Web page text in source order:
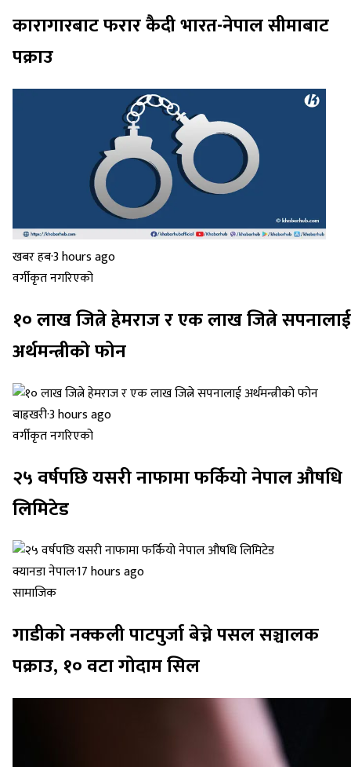
कारागारबाट फरार कैदी भारत-नेपाल सीमाबाट
पक्राउ
खबर हब·3 hours ago
वर्गीकृत नगरिएको
१० लाख जित्ने हेमराज र एक लाख जित्ने सपनालाई
अर्थमन्त्रीको फोन
बाह्रखरी·3 hours ago
वर्गीकृत नगरिएको
२५ वर्षपछि यसरी नाफामा फर्कियो नेपाल औषधि
लिमिटेड
क्यानडा नेपाल·17 hours ago
सामाजिक
गाडीको नक्कली पाटपुर्जा बेच्ने पसल सञ्चालक
पक्राउ, १० वटा गोदाम सिल